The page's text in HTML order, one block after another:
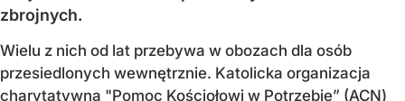
zbrojnych.
Wielu z nich od lat przebywa w obozach dla osób
przesiedlonych wewnętrznie. Katolicka organizacja
charytatywna "Pomoc Kościołowi w Potrzebie” (ACN)